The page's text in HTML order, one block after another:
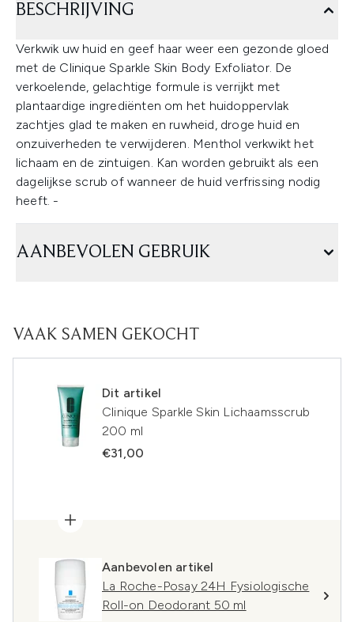
BESCHRIJVING
Verkwik uw huid en geef haar weer een gezonde gloed
met de Clinique Sparkle Skin Body Exfoliator. De
verkoelende, gelachtige formule is verrijkt met
plantaardige ingrediënten om het huidoppervlak
zachtjes glad te maken en ruwheid, droge huid en
onzuiverheden te verwijderen. Menthol verkwikt het
lichaam en de zintuigen. Kan worden gebruikt als een
dagelijkse scrub of wanneer de huid verfrissing nodig
heeft. -
AANBEVOLEN GEBRUIK
VAAK SAMEN GEKOCHT
Dit artikel
Clinique Sparkle Skin Lichaamsscrub
200 ml
€31,00
Aanbevolen artikel
La Roche-Posay 24H Fysiologische
Roll-on Deodorant 50 ml